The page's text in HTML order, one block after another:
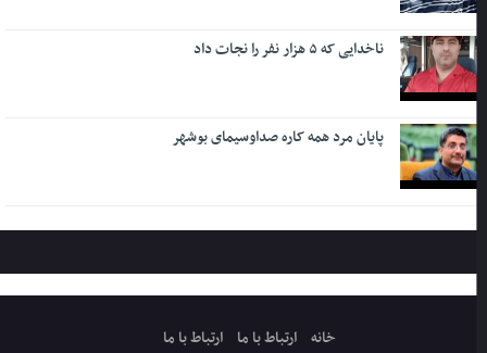
ناخدایی که ۵ هزار نفر را نجات داد
پایان مرد همه کاره صداوسیمای بوشهر
خانه ارتباط با ما ارتباط با ما